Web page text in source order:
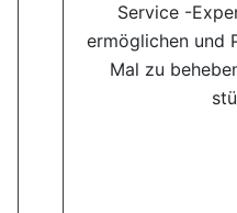
Service -
ermöglichen und
Mal zu